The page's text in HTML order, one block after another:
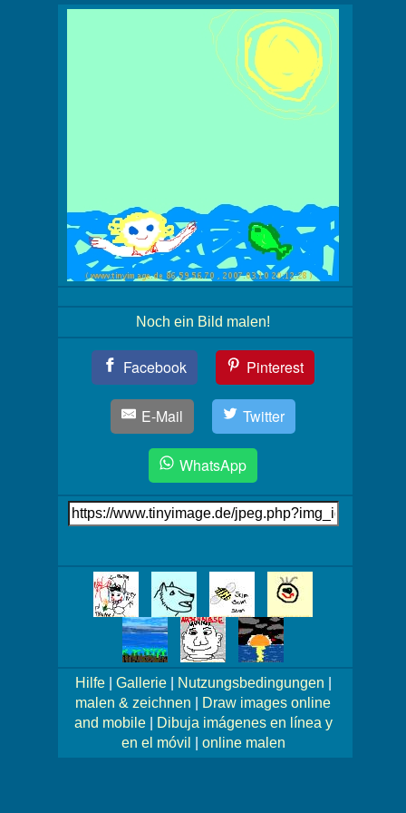
Noch ein Bild malen!
Facebook Pinterest
E-Mail Twitter
WhatsApp
Link
auf's
Mehr
Bilder!
Hilfe| Gallerie| Nutzungsbedingungen
malen & zeichnen
Draw images online
and mobile|
Dibuja imágenes en línea y
en el móvil
online malen